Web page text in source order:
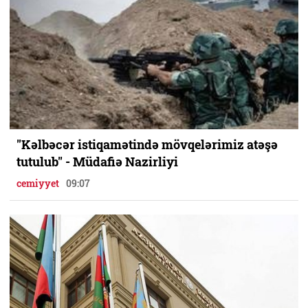
"Kəlbəcər istiqamətində mövqelərimiz atəşə
tutulub" - Müdafiə Nazirliyi
cemiyyet 09:07